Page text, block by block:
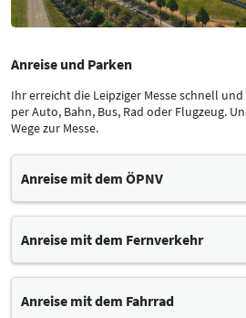
Anreise und Parken
Ihr erreicht die Leipziger Messe schnell
per Auto, Bahn, Bus, Rad oder Flugzeug.
Wege zur Messe.
Anreise mit dem ÖPNV
Leipzig bietet ein ausgezeichnetes
Busse, Straßenbahnen, Regional- und S-
Flughafen, das Messegelände, die
Sehenswürdigkeiten schnell und
Mit der Straßenbahn gelangt Ihr direkt
(Endhaltestelle "Messegelände"). Ihr
Anreise mit dem Fernverkehr
Von Leipzig aus gibt es stündliche
Städten in Deutschland. Am
Tunnel-Stationen der S-Bahn
Anreise mit dem Fahrrad